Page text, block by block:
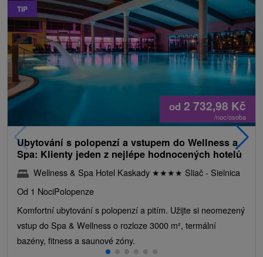
TIP
od 2 732,98 Kč
/noc/osoba
Ubytování s polopenzí a vstupem do Wellness a
Spa: Klienty jeden z nejlépe hodnocených hotelů
Wellness & Spa Hotel Kaskady ★★★★ Sliač - Sielnica
Od 1 NociPolopenze
Komfortní ubytování s polopenzí a pitím. Užijte si neomezený
vstup do Spa & Wellness o rozloze 3000 m², termální
bazény, fitness a saunové zóny.